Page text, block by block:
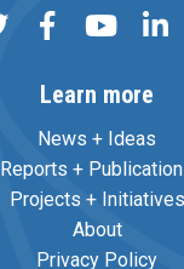
Learn more
News + Ideas
Reports +
Projects + Initiatives
About
Privacy Policy